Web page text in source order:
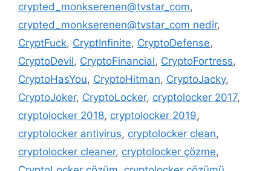
crypted_monkserenen@tvstar_com,
crypted_monkserenen@tvstar_com nedir,
CryptFuck, CryptInfinite, CryptoDefense,
CryptoDevil, CryptoFinancial, CryptoFortress,
CryptoHasYou, CryptoHitman, CryptoJacky,
CryptoJoker, CryptoLocker, cryptolocker 2017,
cryptolocker 2018, cryptolocker 2019,
cryptolocker antivirus, cryptolocker clean,
cryptolocker cleaner, cryptolocker çözme,